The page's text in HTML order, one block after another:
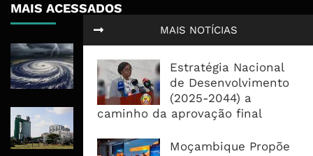
MAIS NOTÍCIAS
Estratégia Nacional
de Desenvolvimento
(2025-2044) a
caminho da aprovação final
Moçambique Propõe
MAIS ACESSADOS
Afectar Mais De Um Milhão De
Pessoas No Centro E Sul ...
Governo admite nova operadora
operações